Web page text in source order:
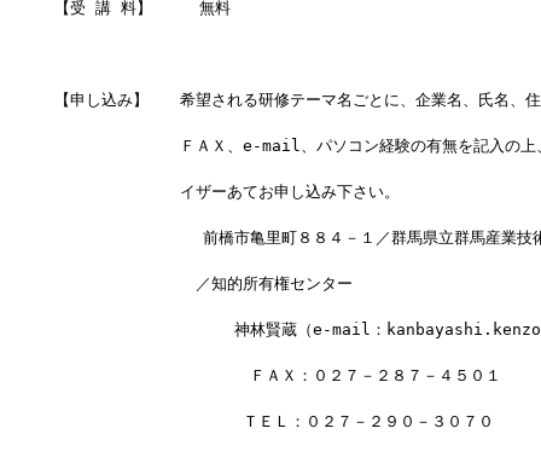
【受 講 料】　　　無料
【申し込み】　　希望される研修テーマ名ごとに、企業名、氏名、
ＦＡＸ、e-mail、パソコン経験の有無を記入の上、
イザーあてお申し込み下さい。
　　　　　　　前橋市亀里町８８４－１／群馬県立群馬産業技
／知的所有権センター
　　　　　　　　　神林賢蔵（e-mail：
    　　　　　　　　　　ＦＡＸ：０２７－２８７－４５０１
ＴＥＬ：０２７－２９０－３０７０